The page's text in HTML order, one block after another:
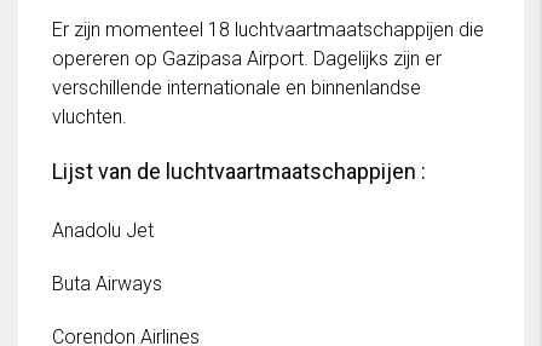
Er zijn momenteel 18 luchtvaartmaatschappijen die
opereren op Gazipasa Airport. Dagelijks zijn er
verschillende internationale en binnenlandse
vluchten.
Lijst van de luchtvaartmaatschappijen :
Anadolu Jet
Buta Airways
Corendon Airlines